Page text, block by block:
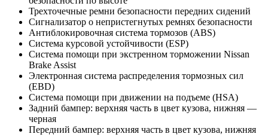
Трехточечные ремни безопасности передних сидений
Сигнализатор о непристегнутых ремнях безопасности
Антиблокировочная система тормозов (ABS)
Система курсовой устойчивости (ESP)
Система помощи при экстренном торможении Nissan
Brake Assist
Электронная система распределения тормозных сил
(EBD)
Система помощи при движении на подъеме (HSA)
Задний бампер: верхняя часть в цвет кузова, нижняя —
черная
Передний бампер: верхняя часть в цвет кузова, нижняя